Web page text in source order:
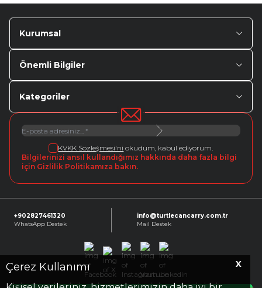
X
Çerez Kullanımı
Kurumsal
Önemli Bilgiler
Kategoriler
KVKK Sözleşmesi'ni okudum, kabul ediyorum.
Bilgilerinizi ansıl kullandığımız hakkında daha fazla bilgi
için Gizlilik Politikamıza bakın.
+902827461320
WhatsApp Destek
info@turtlecancarry.com.tr
Mail Destek
Facebook
X InstagramYoutube